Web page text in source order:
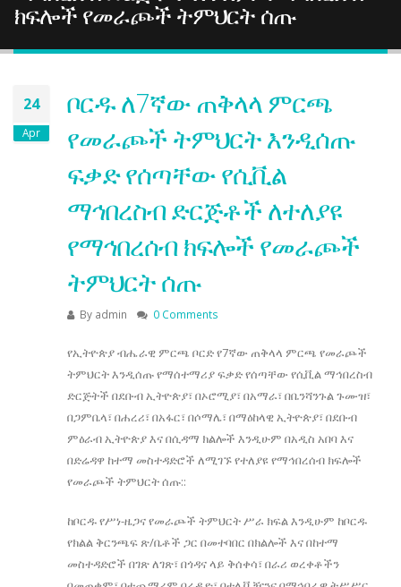
ክፍሎች የመራጮች ትምህርት ሰጡ
24
Apr
ቦርዱ ለ7ኛው ጠቅላላ ምርጫ
የመራጮች ትምህርት እንዲሰጡ
ፍቃድ የሰጣቸው የሲቪል
ማኅበረስብ ድርጅቶች ለተለያዩ
የማኅበረሰብ ክፍሎች የመራጮች
ትምህርት ሰጡ
By admin 0 Comments
የኢትዮጵያ ብሔራዊ ምርጫ ቦርድ የ7ኛው ጠቅላላ ምርጫ የመራጮች
ትምህርት እንዲሰጡ የማሰተማሪያ ፍቃድ የሰጣቸው የሲቪል ማኅበረስብ
ድርጅትች በደቡብ ኢትዮጵያ፣ በኦሮሚያ፣ በአማራ፣ በቤንሻንጉል ጉሙዝ፣
በጋምቤላ፣ በሐረሪ፣ በአፋር፣ በሶማሌ፣ በማዕከላዊ ኢትዮጵያ፣ በደቡብ
ምዕራብ ኢትዮጵያ እና በሲዳማ ክልሎች እንዲሁም በአዲስ አበባ እና
በድሬዳዋ ከተማ መስተዳድሮች ለሚገኙ የተለያዩ የማኅበረሰብ ክፍሎች
የመራጮች ትምህርት ሰጡ::
ከቦርዱ የሥነ-ዜጋና የመራጮች ትምህርት ሥራ ክፍል እንዲሁም ከቦርዱ
የክልል ቅርንጫፍ ጽ/ቤቶች ጋር በመተባበር በክልሎች እና በከተማ
መስተዳድሮች በገጽ ለገጽ፣ በጎዳና ላይ ቅሰቀሳ፣ በራሪ ወረቀቶችን